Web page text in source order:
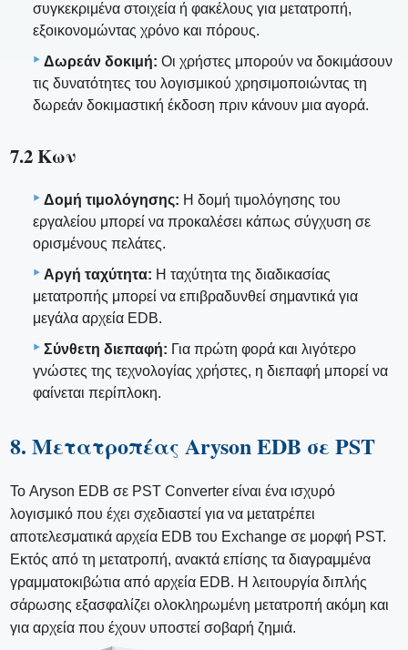
συγκεκριμένα στοιχεία ή φακέλους για μετατροπή,
εξοικονομώντας χρόνο και πόρους.
Δωρεάν δοκιμή: Οι χρήστες μπορούν να δοκιμάσουν
τις δυνατότητες του λογισμικού χρησιμοποιώντας τη
δωρεάν δοκιμαστική έκδοση πριν κάνουν μια αγορά.
7.2 Κων
Δομή τιμολόγησης: Η δομή τιμολόγησης του
εργαλείου μπορεί να προκαλέσει κάπως σύγχυση σε
ορισμένους πελάτες.
Αργή ταχύτητα: Η ταχύτητα της διαδικασίας
μετατροπής μπορεί να επιβραδυνθεί σημαντικά για
μεγάλα αρχεία EDB.
Σύνθετη διεπαφή: Για πρώτη φορά και λιγότερο
γνώστες της τεχνολογίας χρήστες, η διεπαφή μπορεί να
φαίνεται περίπλοκη.
8. Μετατροπέας Aryson EDB σε PST
Το Aryson EDB σε PST Converter είναι ένα ισχυρό
λογισμικό που έχει σχεδιαστεί για να μετατρέπει
αποτελεσματικά αρχεία EDB του Exchange σε μορφή PST.
Εκτός από τη μετατροπή, ανακτά επίσης τα διαγραμμένα
γραμματοκιβώτια από αρχεία EDB. Η λειτουργία διπλής
σάρωσης εξασφαλίζει ολοκληρωμένη μετατροπή ακόμη και
για αρχεία που έχουν υποστεί σοβαρή ζημιά.